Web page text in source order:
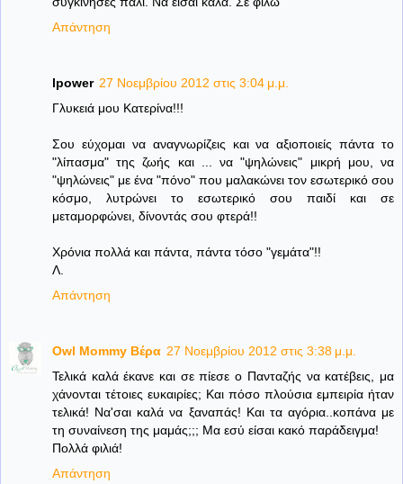
Απάντηση
lpower 27 Νοεμβρίου 2012 στις 3:04 μ.μ.
Γλυκειά μου Κατερίνα!!!
Σου εύχομαι να αναγνωρίζεις και να αξιοποιείς πάντα το
"λίπασμα" της ζωής και ... να "ψηλώνεις" μικρή μου, να
"ψηλώνεις" με ένα "πόνο" που μαλακώνει τον εσωτερικό σου
κόσμο, λυτρώνει το εσωτερικό σου παιδί και σε
μεταμορφώνει, δίνοντάς σου φτερά!!
Χρόνια πολλά και πάντα, πάντα τόσο "γεμάτα"!!
Λ.
Απάντηση
Owl Mommy Βέρα 27 Νοεμβρίου 2012 στις 3:38 μ.μ.
Τελικά καλά έκανε και σε πίεσε ο Πανταζής να κατέβεις, μα
χάνονται τέτοιες ευκαιρίες; Και πόσο πλούσια εμπειρία ήταν
τελικά! Να'σαι καλά να ξαναπάς! Και τα αγόρια..κοπάνα με
τη συναίνεση της μαμάς;;; Μα εσύ είσαι κακό παράδειγμα!
Πολλά φιλιά!
Απάντηση